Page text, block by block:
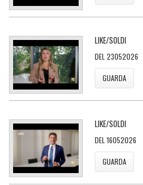
LIKE/SOLDI
DEL 23052026
GUARDA
LIKE/SOLDI
DEL 16052026
GUARDA